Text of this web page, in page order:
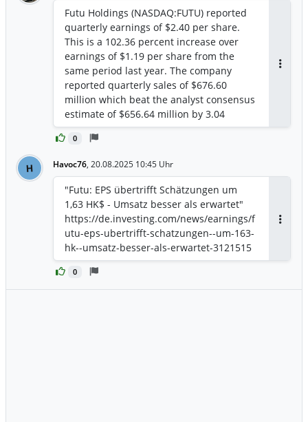
0
Futu Holdings (NASDAQ:FUTU) reported
quarterly earnings of $2.40 per share.
This is a 102.36 percent increase over
earnings of $1.19 per share from the
same period last year. The company
reported quarterly sales of $676.60
million which beat the analyst consensus
estimate of $656.64 million by 3.04
percent. This is a 68.84 percent increase
over sales of $400.73 million the same
H Havoc76, 20.08.2025 10:45 Uhr
0
"Futu: EPS übertrifft Schätzungen um
1,63 HK$ - Umsatz besser als erwartet"
https://de.investing.com/news/earnings/f
utu-eps-ubertrifft-schatzungen--um-163-
hk--umsatz-besser-als-erwartet-3121515